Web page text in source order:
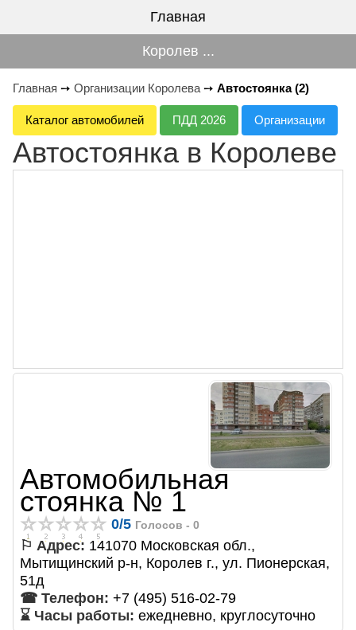
Главная
Королев ...
Главная ➙ Организации Королева ➙ Автостоянка (2)
Каталог автомобилей ПДД 2026 Организации
Автостоянка в Королеве
Автомобильная
стоянка № 1
0/5 Голосов - 0
⚐ Адрес: 141070 Московская обл.,
Мытищинский р-н, Королев г., ул. Пионерская,
51д
☎ Телефон: +7 (495) 516-02-79
⌛ Часы работы: ежедневно, круглосуточно